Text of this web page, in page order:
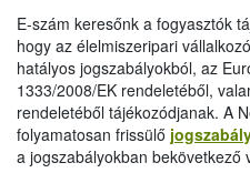
E-szám keresőnk a fogyasztók
hogy az élelmiszeripari
hatályos jogszabályokból, az
1333/2008/EK rendeletéből,
rendeletéből tájékozódjanak. A
folyamatosan frissülő
a jogszabályokban bekövetkező